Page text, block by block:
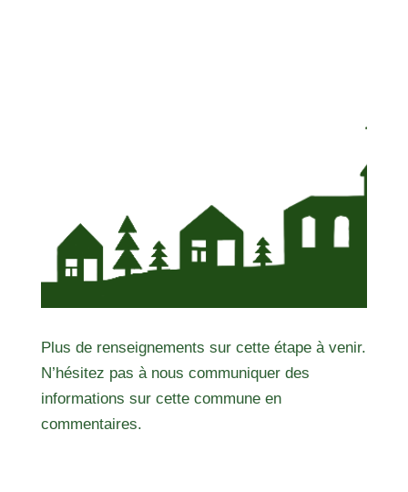
Plus de renseignements sur cette étape à venir.
N’hésitez pas à nous communiquer des
informations sur cette commune en
commentaires.